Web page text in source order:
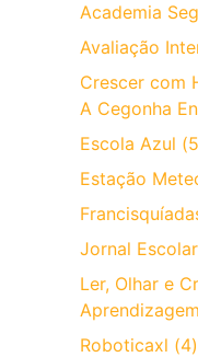
Academia
Avaliação
Crescer com
A Cegonha
Escola Azul
Estação
Jornal
Ler, Olhar e
Roboticaxl (4)